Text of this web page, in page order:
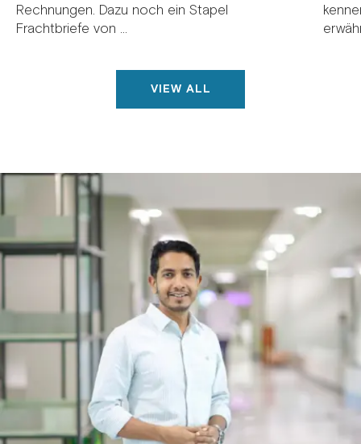
Rechnungen. Dazu noch ein Stapel
Frachtbriefe von ...
VIEW ALL